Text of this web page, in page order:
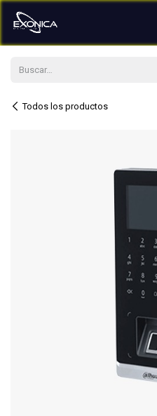
Ir al contenido
Todos los productos